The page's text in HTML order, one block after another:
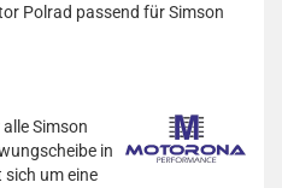
Polrad passend für Simson
Simson
in
um eine